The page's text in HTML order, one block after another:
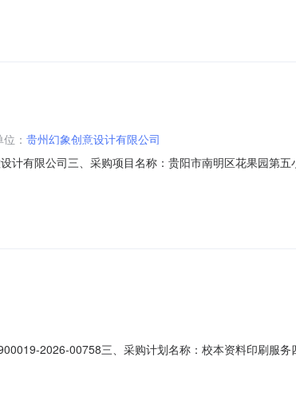
式：13909399142六、合同主要信息主要标的名称：资
： 贵州幻象创意设计有限公司
有限公司三、采购项目名称：贵阳市南明区花果园第
采购人名称：贵阳市南明区花果园第五小学联系人：乐
2026-00758三、采购计划名称：校本资料印刷服务
采购预算金额（元）：219716.00六、需求时间：七、